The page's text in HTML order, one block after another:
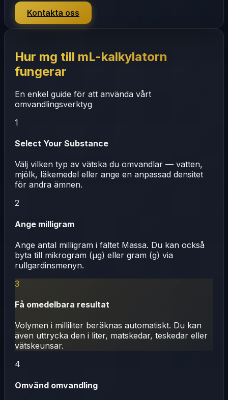
Kontakta oss
Hur mg till mL-kalkylatorn
fungerar
En enkel guide för att använda vårt
omvandlingsverktyg
1
Select Your Substance
Välj vilken typ av vätska du omvandlar — vatten,
mjölk, läkemedel eller ange en anpassad densitet
för andra ämnen.
2
Ange milligram
Ange antal milligram i fältet Massa. Du kan också
byta till mikrogram (µg) eller gram (g) via
rullgardinsmenyn.
3
Få omedelbara resultat
Volymen i milliliter beräknas automatiskt. Du kan
även uttrycka den i liter, matskedar, teskedar eller
vätskeunsar.
4
Omvänd omvandling